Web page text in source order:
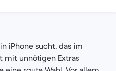
iPhone sucht, das im
mit unnötigen Extras